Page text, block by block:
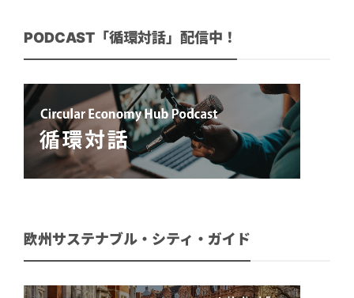
PODCAST「循環対話」配信中！
欧州サステナブル・シティ・ガイド